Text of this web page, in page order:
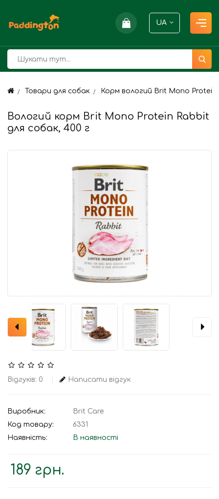
UA
Товари для собак Корм вологий Brit Mono Protein
Вологий корм Brit Mono Protein Rabbit
для собак, 400 г
Відгуків: 0 Написати відгук
Виробник:
Brit Care
Код товару:
6331
Наявність:
В наявності
189 грн.